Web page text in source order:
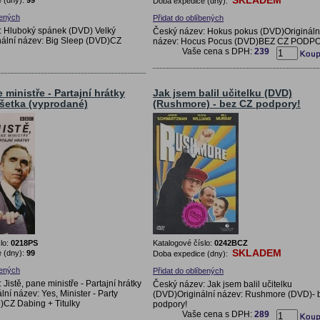
Hluboký spánek (DVD) Velký
název: Big Sleep (DVD)CZ
Přidat do oblíbených
Český název: Hokus pokus
název: Hocus Pocus (DVD)BEZ CZ
Vaše cena s DPH: 239
ministře - Partajní hrátky
(vyprodané)
0218PS
(dny): 99
Jistě, pane ministře - Partajní hrátky
název: Yes, Minister - Party
Dabing + Titulky
Jak jsem balil učitelku (DVD)
(Rushmore) - bez CZ podpory!
Katalogové číslo: 0242BCZ
Doba expedice (dny): SKLADEM
Přidat do oblíbených
Český název: Jak jsem balil učitelku
(DVD)Originální název: Rushmore (DVD)-
podpory!
Vaše cena s DPH: 289